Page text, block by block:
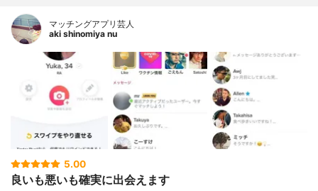
マッチングアプリ芸人
aki shinomiya nu
5.00
良いも悪いも確実に出会えます